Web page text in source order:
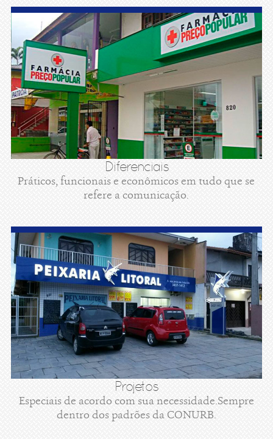
Diferenciais
Práticos, funcionais e econômicos em tudo que se
refere a comunicação.
Projetos
Especiais de acordo com sua necessidade.Sempre
dentro dos padrões da CONURB.